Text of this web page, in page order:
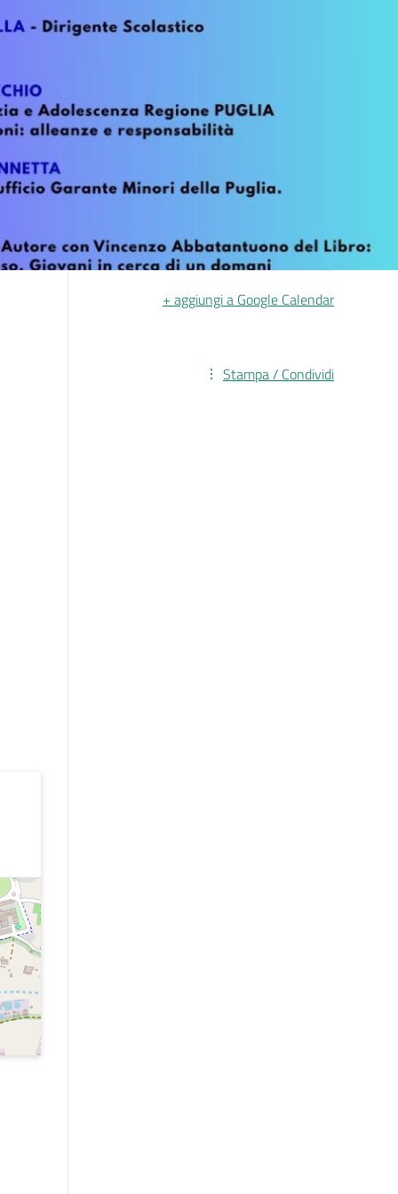
+ aggiungi a Google Calendar
Stampa / Condividi